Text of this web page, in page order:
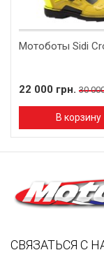
Мотоботы Sidi
22 000 грн. 30
В корзину
СВЯЗАТЬСЯ С